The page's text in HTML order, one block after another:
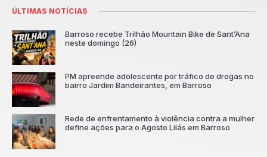
ÚLTIMAS NOTÍCIAS
Barroso recebe Trilhão Mountain Bike de Sant’Ana
neste domingo (26)
PM apreende adolescente por tráfico de drogas no
bairro Jardim Bandeirantes, em Barroso
Rede de enfrentamento à violência contra a mulher
define ações para o Agosto Lilás em Barroso